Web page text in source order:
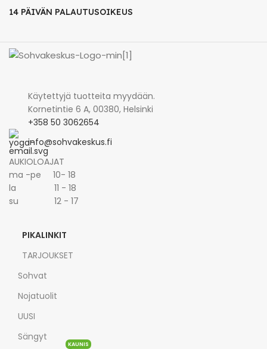
14 PÄIVÄN PALAUTUSOIKEUS
Käytettyjä tuotteita myydään.
Kornetintie 6 A, 00380, Helsinki
+358 50 3062654
info@sohvakeskus.fi
AUKIOLOAJAT
ma -pe 10- 18
la 11 - 18
su 12 - 17
PIKALINKIT
TARJOUKSET
Sohvat
Nojatuolit
UUSI
Sängyt
KAUNIS